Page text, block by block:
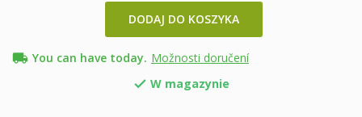
DODAJ DO KOSZYKA
local_shipping You can have today. Možnosti doručení
 W magazynie